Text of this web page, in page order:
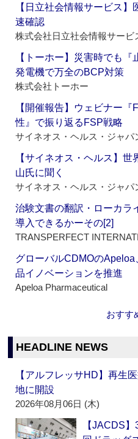
【日立社会情報サービス
速確認
株式会社日立社会情報サービ
【トーホー】災害時でも
発電機で万全のBCP対策
株式会社トーホー
【開催報告】ウェビナー
性』で振り返るFSP戦略
サイネオス・ヘルス・ジャパ
【サイネオス・ヘルス】
山氏に聞く
サイネオス・ヘルス・ジャパ
治験文書の翻訳・ローカラ
導入できるかーその[2]
TRANSPERFECT
グローバルCDMOの
品イノベーションを推進
Apeloa Pharmaceutical
おすす
HEADLINE NEWS
【アルフレッサHD】再生
地に開設
2026年08月06日 (木)
【JACDS